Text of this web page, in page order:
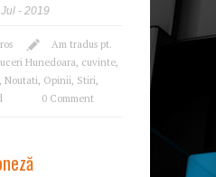
Jul 2019
Am tradus pt.
Hunedoara, cuvinte,
, Noutati, Opinii, Stiri,
0 Comment